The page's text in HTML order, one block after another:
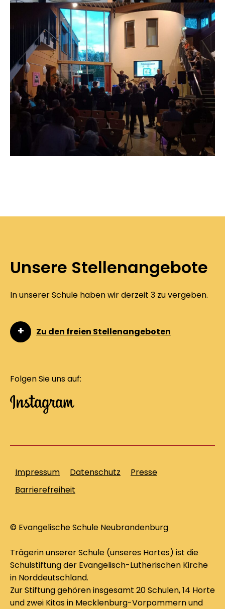
Unsere Stellenangebote
In unserer Schule haben wir derzeit 3 zu vergeben.
Zu den freien Stellenangeboten
Folgen Sie uns auf:
© Evangelische Schule Neubrandenburg
Trägerin unserer Schule (unseres Hortes) ist die
Schulstiftung der Evangelisch-Lutherischen Kirche
in Norddeutschland.
Zur Stiftung gehören insgesamt 20 Schulen, 14 Horte
und zwei Kitas in Mecklenburg-Vorpommern und
Impressum Datenschutz
Presse
Barrierefreiheit